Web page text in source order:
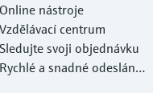
Online nástroje
Vzdělávací centrum
Sledujte svoji objednávku
Rychlé a snadné odeslání v